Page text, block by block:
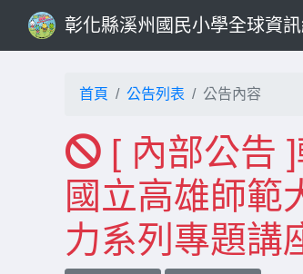
彰化縣溪州國民小學全球資訊
首頁 公告列表 公告內容
[ 內部公告
國立高雄師範
力系列專題講